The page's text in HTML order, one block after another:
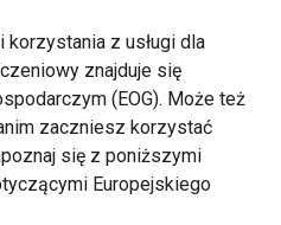
korzystania z usługi dla
znajduje się
(EOG). Może też
zaczniesz korzystać
się z poniższymi
Europejskiego